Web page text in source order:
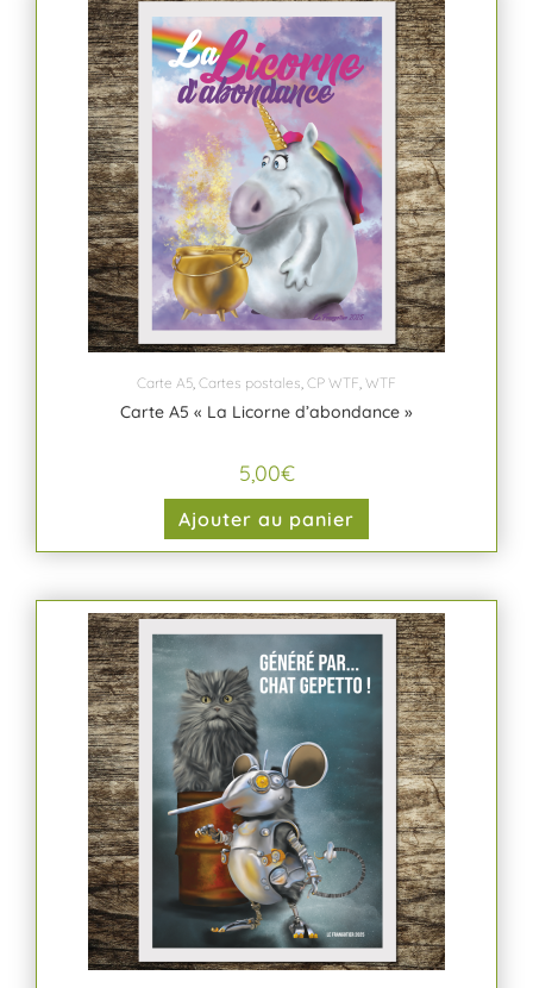
Carte A5, Cartes postales, CP WTF, WTF
Carte A5 « La Licorne d’abondance »
5,00€
Ajouter au panier